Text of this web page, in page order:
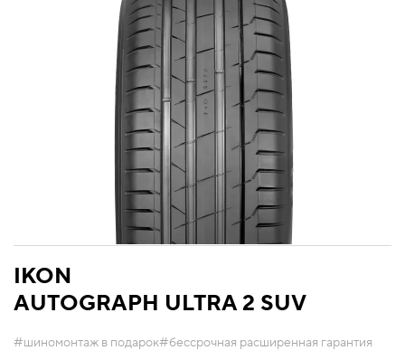
IKON
AUTOGRAPH ULTRA 2 SUV
#шиномонтаж в подарок#бессрочная расширенная гарантия